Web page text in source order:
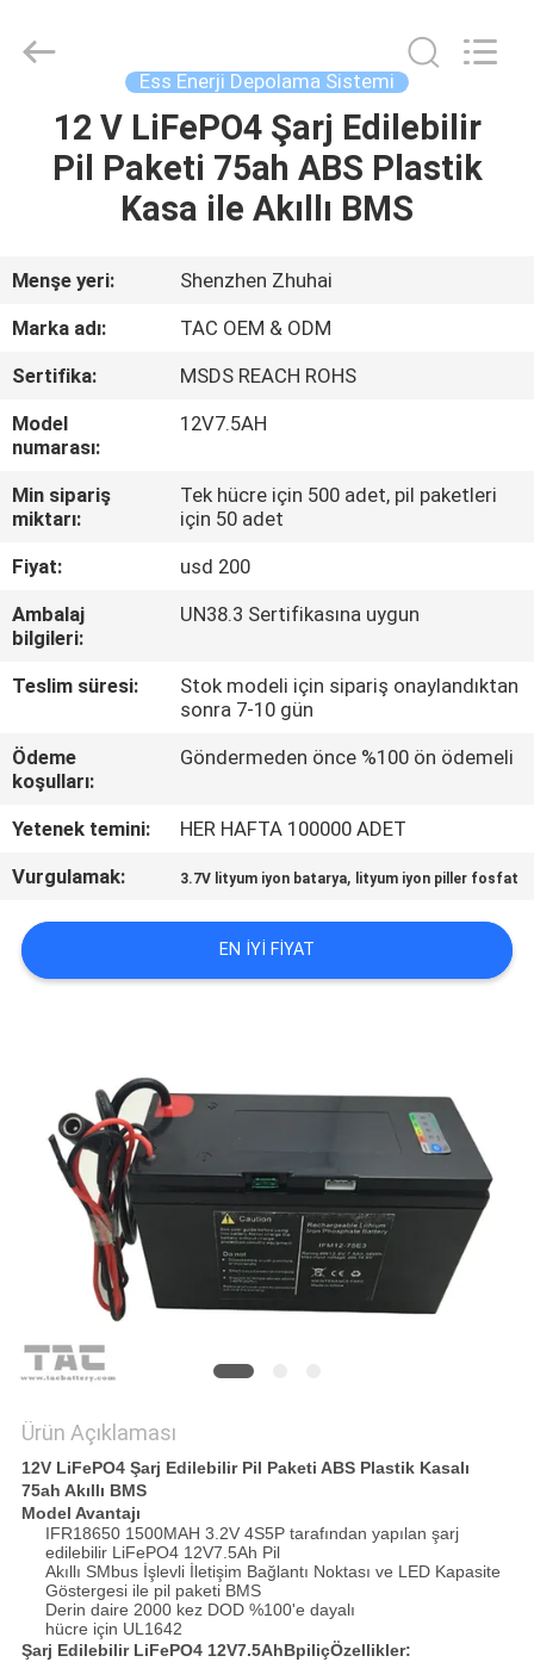
VİDEOLAR
HAKKIMIZDA
TURU
KALITE
KONTROL
BIZIMLE
ILETIŞIME
GEÇIN
HABERLER
VAKALAR
ISTEĞI
SITE
HARITASI
PRIVACY
POLICY
Energy
Technology
Ess Enerji Depolama Sistemi
12 V LiFePO4 Şarj Edilebilir
Pil Paketi 75ah ABS Plastik
Kasa ile Akıllı BMS
Menşe yeri:
Shenzhen Zhuhai
Marka adı:
TAC OEM & ODM
Sertifika:
MSDS REACH ROHS
Model
numarası:
12V7.5AH
Min sipariş
miktarı:
Tek hücre için 500 adet, pil paketleri
için 50 adet
Fiyat:
usd 200
Ambalaj
bilgileri:
UN38.3 Sertifikasına uygun
Teslim süresi:
Stok modeli için sipariş onaylandıktan
sonra 7-10 gün
Ödeme
koşulları:
Göndermeden önce %100 ön ödemeli
Yetenek temini:
HER HAFTA 100000 ADET
Vurgulamak:
3.7V lityum iyon batarya, lityum iyon piller fosfat
EN IYI FIYAT
Ürün Açıklaması
12V LiFePO4 Şarj Edilebilir Pil Paketi ABS Plastik Kasalı
75ah Akıllı BMS
Model Avantajı
IFR18650 1500MAH 3.2V 4S5P tarafından yapılan şarj
edilebilir LiFePO4 12V7.5Ah Pil
Akıllı SMbus İşlevli İletişim Bağlantı Noktası ve LED Kapasite
Göstergesi ile pil paketi BMS
Derin daire 2000 kez DOD %100'e dayalı
hücre için UL1642
Şarj Edilebilir LiFePO4 12V7.5AhBpiliçÖzellikler: